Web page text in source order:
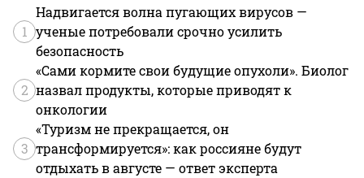
1
Надвигается волна пугающих вирусов —
ученые потребовали срочно усилить
безопасность
2
«Сами кормите свои будущие опухоли». Биолог
назвал продукты, которые приводят к
онкологии
3
«Туризм не прекращается, он
трансформируется»: как россияне будут
отдыхать в августе — ответ эксперта